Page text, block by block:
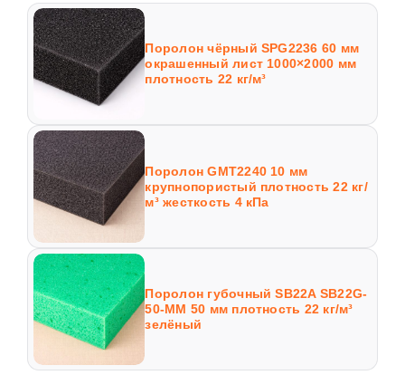
Поролон чёрный SPG2236 60 мм
окрашенный лист 1000×2000 мм
плотность 22 кг/м³
Поролон GMT2240 10 мм
крупнопористый плотность 22 кг/
м³ жесткость 4 кПа
Поролон губочный SB22A SB22G-
50-MM 50 мм плотность 22 кг/м³
зелёный